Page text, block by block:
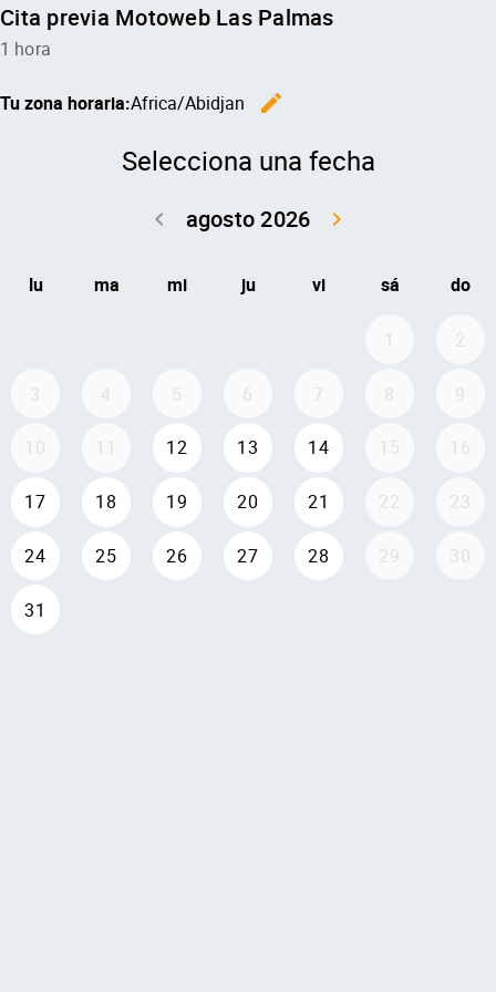
Cita previa Motoweb Las Palmas
1 hora
Tu zona horaria:Africa/Abidjan
edit
Selecciona una fecha
agosto 2026
keyboard_arrow_left
keyboard_arrow_right
lu ma mi ju vi sá do
1 2
3 4 5 6 7 8 9
10 11 12 13 14 15 16
17 18 19 20 21 22 23
24 25 26 27 28 29 30
31